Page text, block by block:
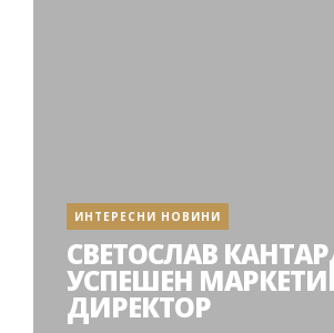
ИНТЕРЕСНИ НОВИНИ
СВЕТОСЛАВ
УСПЕШЕН
ДИРЕКТОР